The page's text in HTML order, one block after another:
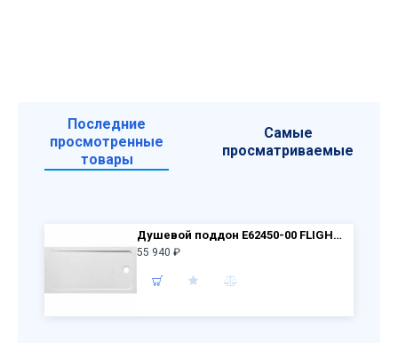
Последние
просмотренные
товары
Самые
просматриваемые
Душевой поддон E62450-00 FLIGHT акрил /120х80х4/ (бел)
55 940 ₽